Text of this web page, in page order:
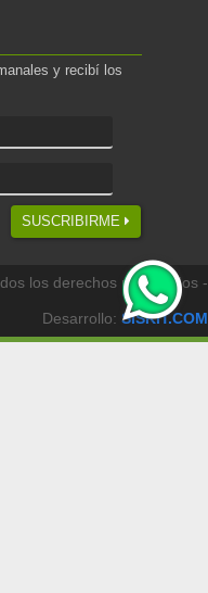
y recibí los
SUSCRIBIRME
los derechos reservados -
Desarrollo: SISKIT.COM